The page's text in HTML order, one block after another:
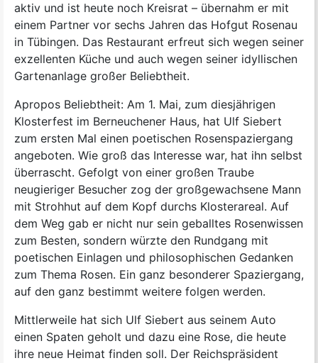
aktiv und ist heute noch Kreisrat – übernahm er mit
einem Partner vor sechs Jahren das Hofgut Rosenau
in Tübingen. Das Restaurant erfreut sich wegen seiner
exzellenten Küche und auch wegen seiner idyllischen
Gartenanlage großer Beliebtheit.
Apropos Beliebtheit: Am 1. Mai, zum diesjährigen
Klosterfest im Berneuchener Haus, hat Ulf Siebert
zum ersten Mal einen poetischen Rosenspaziergang
angeboten. Wie groß das Interesse war, hat ihn selbst
überrascht. Gefolgt von einer großen Traube
neugieriger Besucher zog der großgewachsene Mann
mit Strohhut auf dem Kopf durchs Klosterareal. Auf
dem Weg gab er nicht nur sein geballtes Rosenwissen
zum Besten, sondern würzte den Rundgang mit
poetischen Einlagen und philosophischen Gedanken
zum Thema Rosen. Ein ganz besonderer Spaziergang,
auf den ganz bestimmt weitere folgen werden.
Mittlerweile hat sich Ulf Siebert aus seinem Auto
einen Spaten geholt und dazu eine Rose, die heute
ihre neue Heimat finden soll. Der Reichspräsident